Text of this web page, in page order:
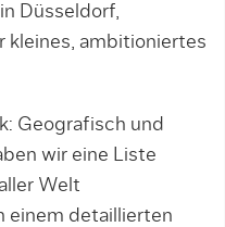
Düsseldorf,
kleines, ambitioniertes
Geografisch und
wir eine Liste
Welt
einem detaillierten